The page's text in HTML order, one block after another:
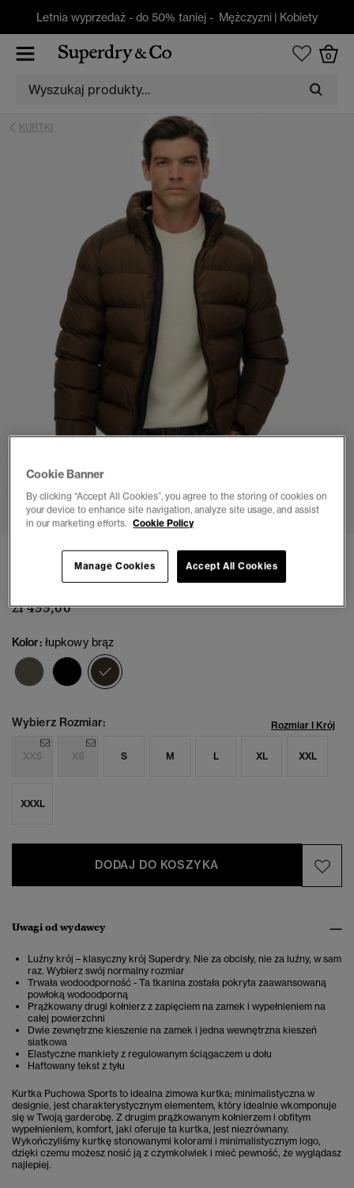
Letnia wyprzedaż - do 50% taniej - Mężczyzni | Kobiety
0
KURTKI
2 4 6 7
Kurtka Puchowa Sports
(2)
zł 499,00
Kolor: łupkowy brąz
Wybierz Rozmiar: Rozmiar I Krój
XXS XS S M L XL XXL
XXXL
DODAJ DO KOSZYKA
Uwagi od wydawcy
Luźny krój – klasyczny krój Superdry. Nie za obcisły, nie za luźny, w sam
raz. Wybierz swój normalny rozmiar
Trwała wodoodporność - Ta tkanina została pokryta zaawansowaną
powłoką wodoodporną
Prążkowany drugi kołnierz z zapięciem na zamek i wypełnieniem na
całej powierzchni
Dwie zewnętrzne kieszenie na zamek i jedna wewnętrzna kieszeń
siatkowa
Elastyczne mankiety z regulowanym ściągaczem u dołu
Haftowany tekst z tyłu
Kurtka Puchowa Sports to idealna zimowa kurtka; minimalistyczna w
designie, jest charakterystycznym elementem, który idealnie wkomponuje
się w Twoją garderobę. Z drugim prążkowanym kołnierzem i obfitym
wypełnieniem, komfort, jaki oferuje ta kurtka, jest niezrównany.
Wykończyliśmy kurtkę stonowanymi kolorami i minimalistycznym logo,
dzięki czemu możesz nosić ją z czymkolwiek i mieć pewność, że wyglądasz
najlepiej.
Cookie Banner
By clicking “Accept All Cookies”, you agree to the storing of cookies on
your device to enhance site navigation, analyze site usage, and assist
in our marketing efforts. Cookie Policy
Accept All Cookies
Manage Cookies